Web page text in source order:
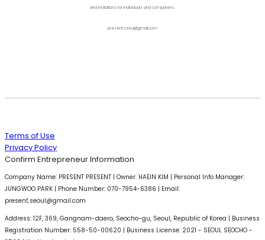
and invitations for individuals and companies.
present.seoul@gmail.com
Terms of Use
Privacy Policy
Confirm Entrepreneur Information
Company Name: PRESENT PRESENT | Owner: HAEIN KIM | Personal Info Manager:
JUNGWOO PARK | Phone Number: 070-7954-6386 | Email:
present.seoul@gmail.com
Address: 12F, 369, Gangnam-daero, Seocho-gu, Seoul, Republic of Korea | Business
Registration Number: 558-50-00620 | Business License: 2021 - SEOUL SEOCHO -